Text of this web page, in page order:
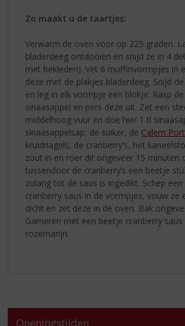
Zo maakt u de taartjes:
Verwarm de oven voor op 225 graden.
bladerdeeg ontdooien en snijd ze in 4
met bekleden). Vet 6 muffinvormpjes in
deze met de plakjes bladerdeeg. Snijd
en leg in elk vormpje een blokje. Rasp
sinaasappel en pers deze uit. Zet een
middelhoog vuur en doe hier 1 tl
sinaasappelsap, de suiker, de Calem
kruidnagels, de cranberry’s, het
zout in en roer dit ongeveer 15 minuten
tussendoor de cranberry’s een beetje
zolang tot de saus is ingedikt. Schep
cranberry saus in de vormpjes, vouw ze
dicht en zet deze in de oven. Bak
Garneren met een beetje cranberry
rozemarijn.
Openingstijden